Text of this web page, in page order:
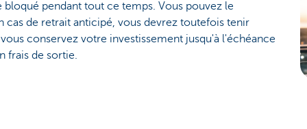
pendant tout ce temps. Vous pouvez le
cas de retrait anticipé, vous devrez toutefois tenir
conservez votre investissement jusqu'à l'échéance
frais de sortie.